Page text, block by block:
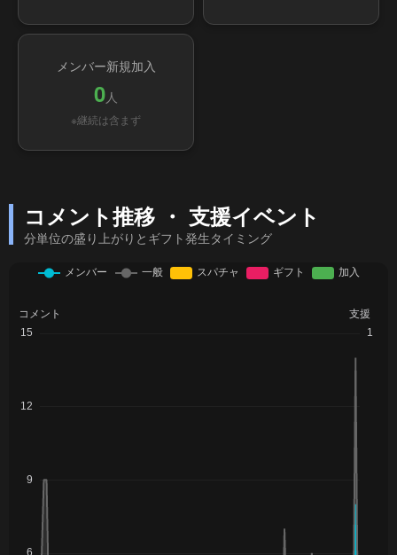
メンバー新規加入
0人
※継続は含まず
コメント推移 ・ 支援イベント
分単位の盛り上がりとギフト発生タイミング